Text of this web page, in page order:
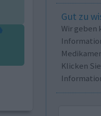
Gut zu
Wir geben
Klicken